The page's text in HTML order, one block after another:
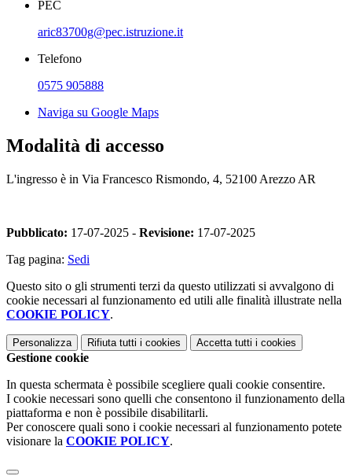
PEC
aric83700g@pec.istruzione.it
Telefono
0575 905888
Naviga su Google Maps
Modalità di accesso
L'ingresso è in Via Francesco Rismondo, 4, 52100 Arezzo AR
Pubblicato: 17-07-2025 - Revisione: 17-07-2025
Tag pagina: Sedi
Questo sito o gli strumenti terzi da questo utilizzati si avvalgono di
cookie necessari al funzionamento ed utili alle finalità illustrate nella
COOKIE POLICY.
Personalizza Rifiuta tutti i cookies Accetta tutti i cookies
Gestione cookie
In questa schermata è possibile scegliere quali cookie consentire.
I cookie necessari sono quelli che consentono il funzionamento della
piattaforma e non è possibile disabilitarli.
Per conoscere quali sono i cookie necessari al funzionamento potete
visionare la COOKIE POLICY.